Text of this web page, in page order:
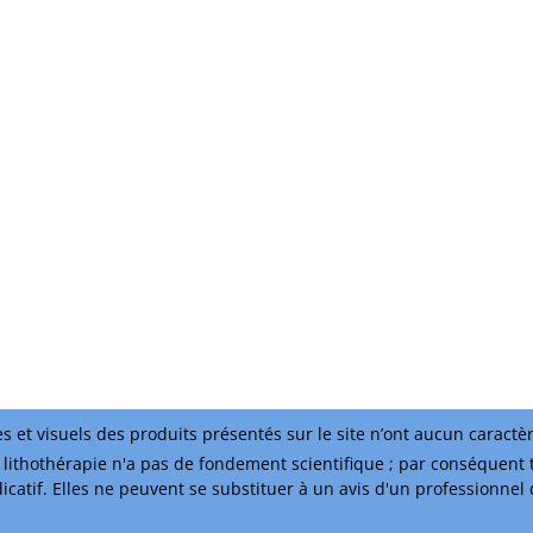
et visuels des produits présentés sur le site n’ont aucun
n'a pas de fondement scientifique ; par conséquent
Elles ne peuvent se substituer à un avis d'un professionnel